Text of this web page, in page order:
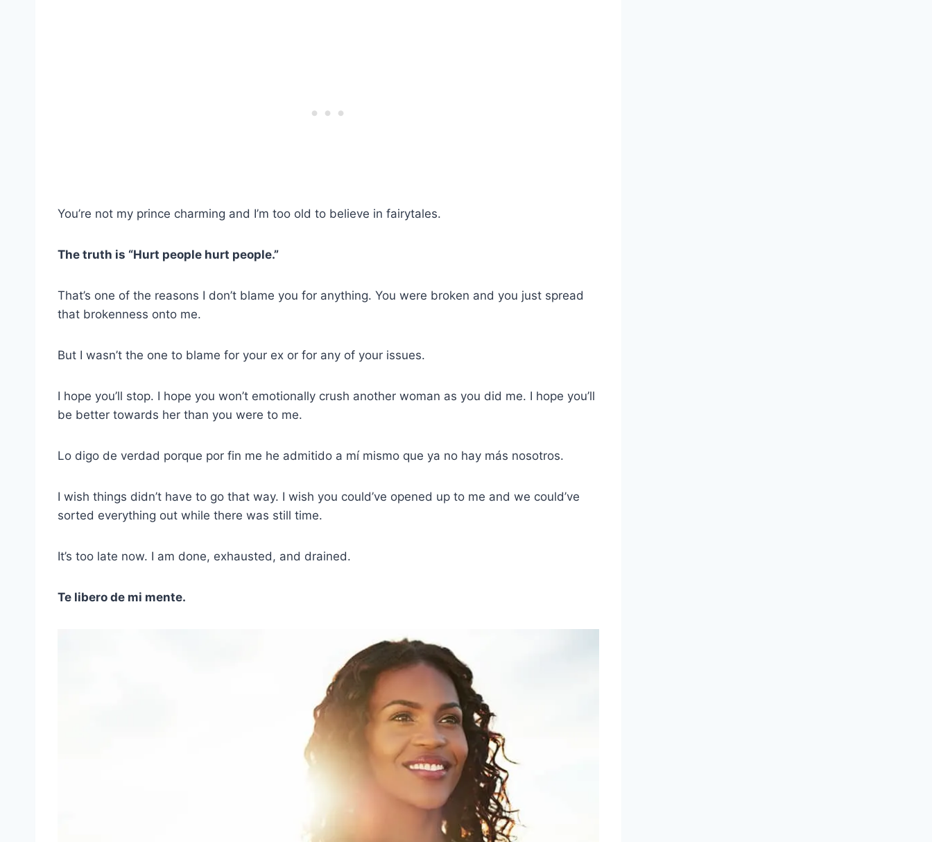
You’re not my prince charming and I’m too old to believe in fairytales.
The truth is “Hurt people hurt people.”
That’s one of the reasons I don’t blame you for anything. You were broken and you just spread
that brokenness onto me.
But I wasn’t the one to blame for your ex or for any of your issues.
I hope you’ll stop. I hope you won’t emotionally crush another woman as you did me. I hope you’ll
be better towards her than you were to me.
Lo digo de verdad porque por fin me he admitido a mí mismo que ya no hay más nosotros.
I wish things didn’t have to go that way. I wish you could’ve opened up to me and we could’ve
sorted everything out while there was still time.
It’s too late now. I am done, exhausted, and drained.
Te libero de mi mente.